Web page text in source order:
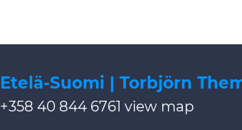
Etelä-Suomi | Torbjörn
+358 40 844 6761 view map